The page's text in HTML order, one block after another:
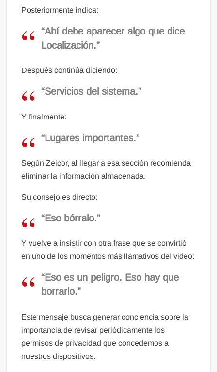
Posteriormente indica:
“Ahí debe aparecer algo que dice
Localización.”
Después continúa diciendo:
“Servicios del sistema.”
Y finalmente:
“Lugares importantes.”
Según Zeicor, al llegar a esa sección recomienda
eliminar la información almacenada.
Su consejo es directo:
“Eso bórralo.”
Y vuelve a insistir con otra frase que se convirtió
en uno de los momentos más llamativos del video:
“Eso es un peligro. Eso hay que
borrarlo.”
Este mensaje busca generar conciencia sobre la
importancia de revisar periódicamente los
permisos de privacidad que concedemos a
nuestros dispositivos.